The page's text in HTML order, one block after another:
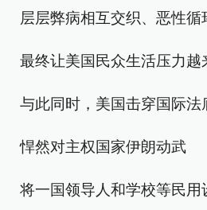
层层弊病相互交织、恶性循
最终让美国民众生活压力越
与此同时，美国击穿国际法
悍然对主权国家伊朗动武
将一国领导人和学校等民用